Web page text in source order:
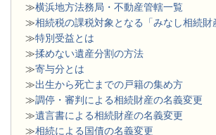
≫横浜地方法務局・不動産管轄一覧
≫相続税の課税対象となる「みなし相続財
≫特別受益とは
≫揉めない遺産分割の方法
≫寄与分とは
≫出生から死亡までの戸籍の集め方
≫調停・審判による相続財産の名義変更
≫遺言書による相続財産の名義変更
≫相続による国債の名義変更